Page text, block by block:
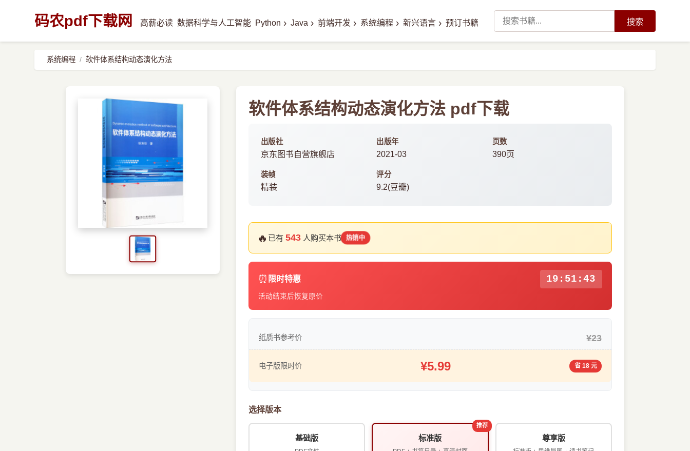
码农pdf下载网 高薪必读 数据科学与人工智能 Python › Java › 前端开发 › 系统编程 › 新兴语言 › 预订书籍 搜索
系统编程 软件体系结构动态演化方法
软件体系结构动态演化方法 pdf下载
出版社
京东图书自营旗舰店
出版年
2021-03
页数
390页
装帧
精装
评分
9.2(豆瓣)
🔥 已有 543人购买本书 热销中
⏰ 限时特惠 19:51:42
活动结束后恢复原价
纸质书参考价 ¥23
电子版限时价 ¥5.99 省 18 元
选择版本
基础版
推荐
标准版 尊享版